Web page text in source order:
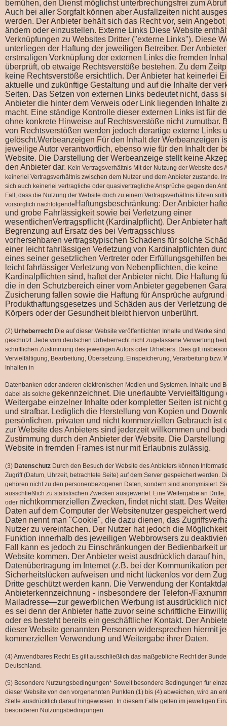
bemühen, den Dienst möglichst unterbrechungsfrei zum
Auch bei aller Sorgfalt können aber Ausfallzeiten nicht
werden. Der Anbieter behält sich das Recht vor, sein
ändern oder einzustellen. Externe Links Diese Website
Verknüpfungen zu Websites Dritter ("externe Links"). Diese
unterliegen der Haftung der jeweiligen Betreiber. Der
erstmaligen Verknüpfung der externen Links die fremden
überprüft, ob etwaige Rechtsverstöße bestehen. Zu dem
keine Rechtsverstöße ersichtlich. Der Anbieter hat keinerlei
aktuelle und zukünftige Gestaltung und auf die Inhalte der
Seiten. Das Setzen von externen Links bedeutet nicht, dass
Anbieter die hinter dem Verweis oder Link liegenden Inhalte
macht. Eine ständige Kontrolle dieser externen Links ist für
ohne konkrete Hinweise auf Rechtsverstöße nicht zumutbar.
von Rechtsverstößen werden jedoch derartige externe Links
gelöscht.Werbeanzeigen Für den Inhalt der Werbeanzeigen
jeweilige Autor verantwortlich, ebenso wie für den Inhalt der
Website. Die Darstellung der Werbeanzeige stellt keine
den Anbieter dar. Kein Vertragsverhältnis Mit der Nutzung der Website des
keinerlei Vertragsverhältnis zwischen dem Nutzer und dem Anbieter zustande.
sich auch keinerlei vertragliche oder quasivertragliche Ansprüche gegen den
Fall, dass die Nutzung der Website doch zu einem Vertragsverhältnis führen
vorsorglich nachfolgende Haftungsbeschränkung: Der Anbieter
und grobe Fahrlässigkeit sowie bei Verletzung einer
wesentlichenVertragspflicht (Kardinalpflicht). Der Anbieter
Begrenzung auf Ersatz des bei Vertragsschluss
vorhersehbaren vertragstypischen Schadens für solche
einer leicht fahrlässigen Verletzung von Kardinalpflichten
eines seiner gesetzlichen Vertreter oder Erfüllungsgehilfen
leicht fahrlässiger Verletzung von Nebenpflichten, die keine
Kardinalpflichten sind, haftet der Anbieter nicht. Die Haftung
die in den Schutzbereich einer vom Anbieter gegebenen
Zusicherung fallen sowie die Haftung für Ansprüche aufgrund
Produkthaftungsgesetzes und Schäden aus der Verletzung
Körpers oder der Gesundheit bleibt hiervon unberührt.
(2) Urheberrecht Die auf dieser Website veröffentlichten Inhalte und Werke
geschützt. Jede vom deutschen Urheberrecht nicht zugelassene Verwertung
schriftlichen Zustimmung des jeweiligen Autors oder Urhebers. Dies gilt
Vervielfältigung, Bearbeitung, Übersetzung, Einspeicherung, Verarbeitung bzw.
Inhalten in
Datenbanken oder anderen elektronischen Medien und Systemen. Inhalte und
dabei als solche gekennzeichnet. Die unerlaubte Vervielfältigung
Weitergabe einzelner Inhalte oder kompletter Seiten ist nicht
und strafbar. Lediglich die Herstellung von Kopien und
persönlichen, privaten und nicht kommerziellen Gebrauch ist
zur Website des Anbieters sind jederzeit willkommen und
Zustimmung durch den Anbieter der Website. Die Darstellung
Website in fremden Frames ist nur mit Erlaubnis zulässig.
(3) Datenschutz Durch den Besuch der Website des Anbieters können
Zugriff (Datum, Uhrzeit, betrachtete Seite) auf dem Server gespeichert werden.
gehören nicht zu den personenbezogenen Daten, sondern sind anonymisiert.
ausschließlich zu statistischen Zwecken ausgewertet. Eine Weitergabe an
oder nichtkommerziellen Zwecken, findet nicht statt. Des
Daten auf dem Computer der Websitenutzer gespeichert
Daten nennt man "Cookie", die dazu dienen, das
Nutzer zu vereinfachen. Der Nutzer hat jedoch die
Funktion innerhalb des jeweiligen Webbrowsers zu
Fall kann es jedoch zu Einschränkungen der Bedienbarkeit
Website kommen. Der Anbieter weist ausdrücklich darauf
Datenübertragung im Internet (z.B. bei der Kommunikation
Sicherheitslücken aufweisen und nicht lückenlos vor dem
Dritte geschützt werden kann. Die Verwendung der
Anbieterkennzeichnung - insbesondere der Telefon-/
Mailadresse—zur gewerblichen Werbung ist ausdrücklich
es sei denn der Anbieter hatte zuvor seine schriftliche
oder es besteht bereits ein geschäftlicher Kontakt. Der
dieser Website genannten Personen widersprechen hiermit
kommerziellen Verwendung und Weitergabe ihrer Daten.
(4) Anwendbares Recht Es gilt ausschließlich das maßgebliche Recht der
Deutschland.
(5) Besondere Nutzungsbedingungen* Soweit besondere Bedingungen für
dieser Website von den vorgenannten Punkten (1) bis (4) abweichen, wird an
Stelle ausdrücklich darauf hingewiesen. In diesem Falle gelten im jeweiligen
besonderen Nutzungsbedingungen